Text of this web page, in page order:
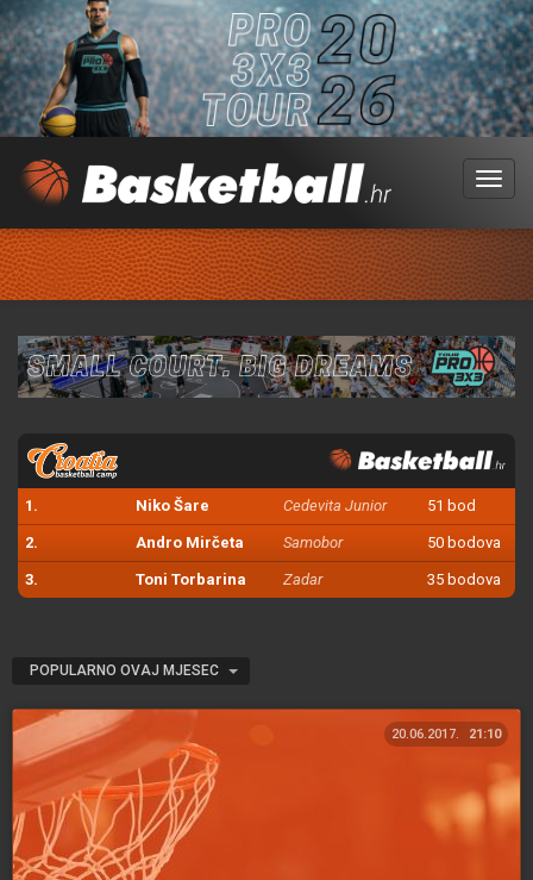
Menu
1. Niko Šare Cedevita Junior 51 bod
2. Andro Mirčeta Samobor 50 bodova
3. Toni Torbarina Zadar 35 bodova
POPULARNO OVAJ MJESEC
20.06.2017. 21:10